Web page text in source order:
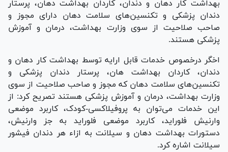
بهداشت کار دهان و دندان، کاردان بهداشت دهان، پرستار
دندان پزشکی و تکنسین‌های سلامت دهان دارای مجوز و
صاحب صلاحیت از سوی وزارت بهداشت، درمان و آموزش
پزشکی هستند.
اخگر درخصوص خدمات قابل ارایه توسط بهداشت کار دهان و
دندان، کاردان بهداشت هان، پرستار دندان پزشکی و
تکنسین‌های سلامت دهان که مجوز و صاحب صلاحیت از سوی
وزارت بهداشت، درمان و آموزش پزشکی هستند تصریح کرد: از
این خدمات می‌توان به پروفیلاکسی-کودک، کاربرد موضعی
وارنیش فلوراید، کاربرد موضعی فلوراید به جز وارنیش،
دستورات بهداشت دهان و سیلانت به ازاء هر دندان فیشور
سیلانت اشاره کرد.